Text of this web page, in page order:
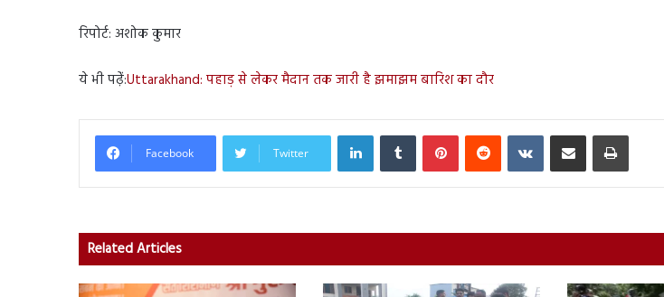
रिपोर्ट: अशोक कुमार
ये भी पढ़ेंं:Uttarakhand: पहाड़ से लेकर मैदान तक जारी है झमाझम बारिश का दौर
Facebook Twitter
LinkedInTumblr PinterestReddit VKontakteShare via Email Print
Related Articles